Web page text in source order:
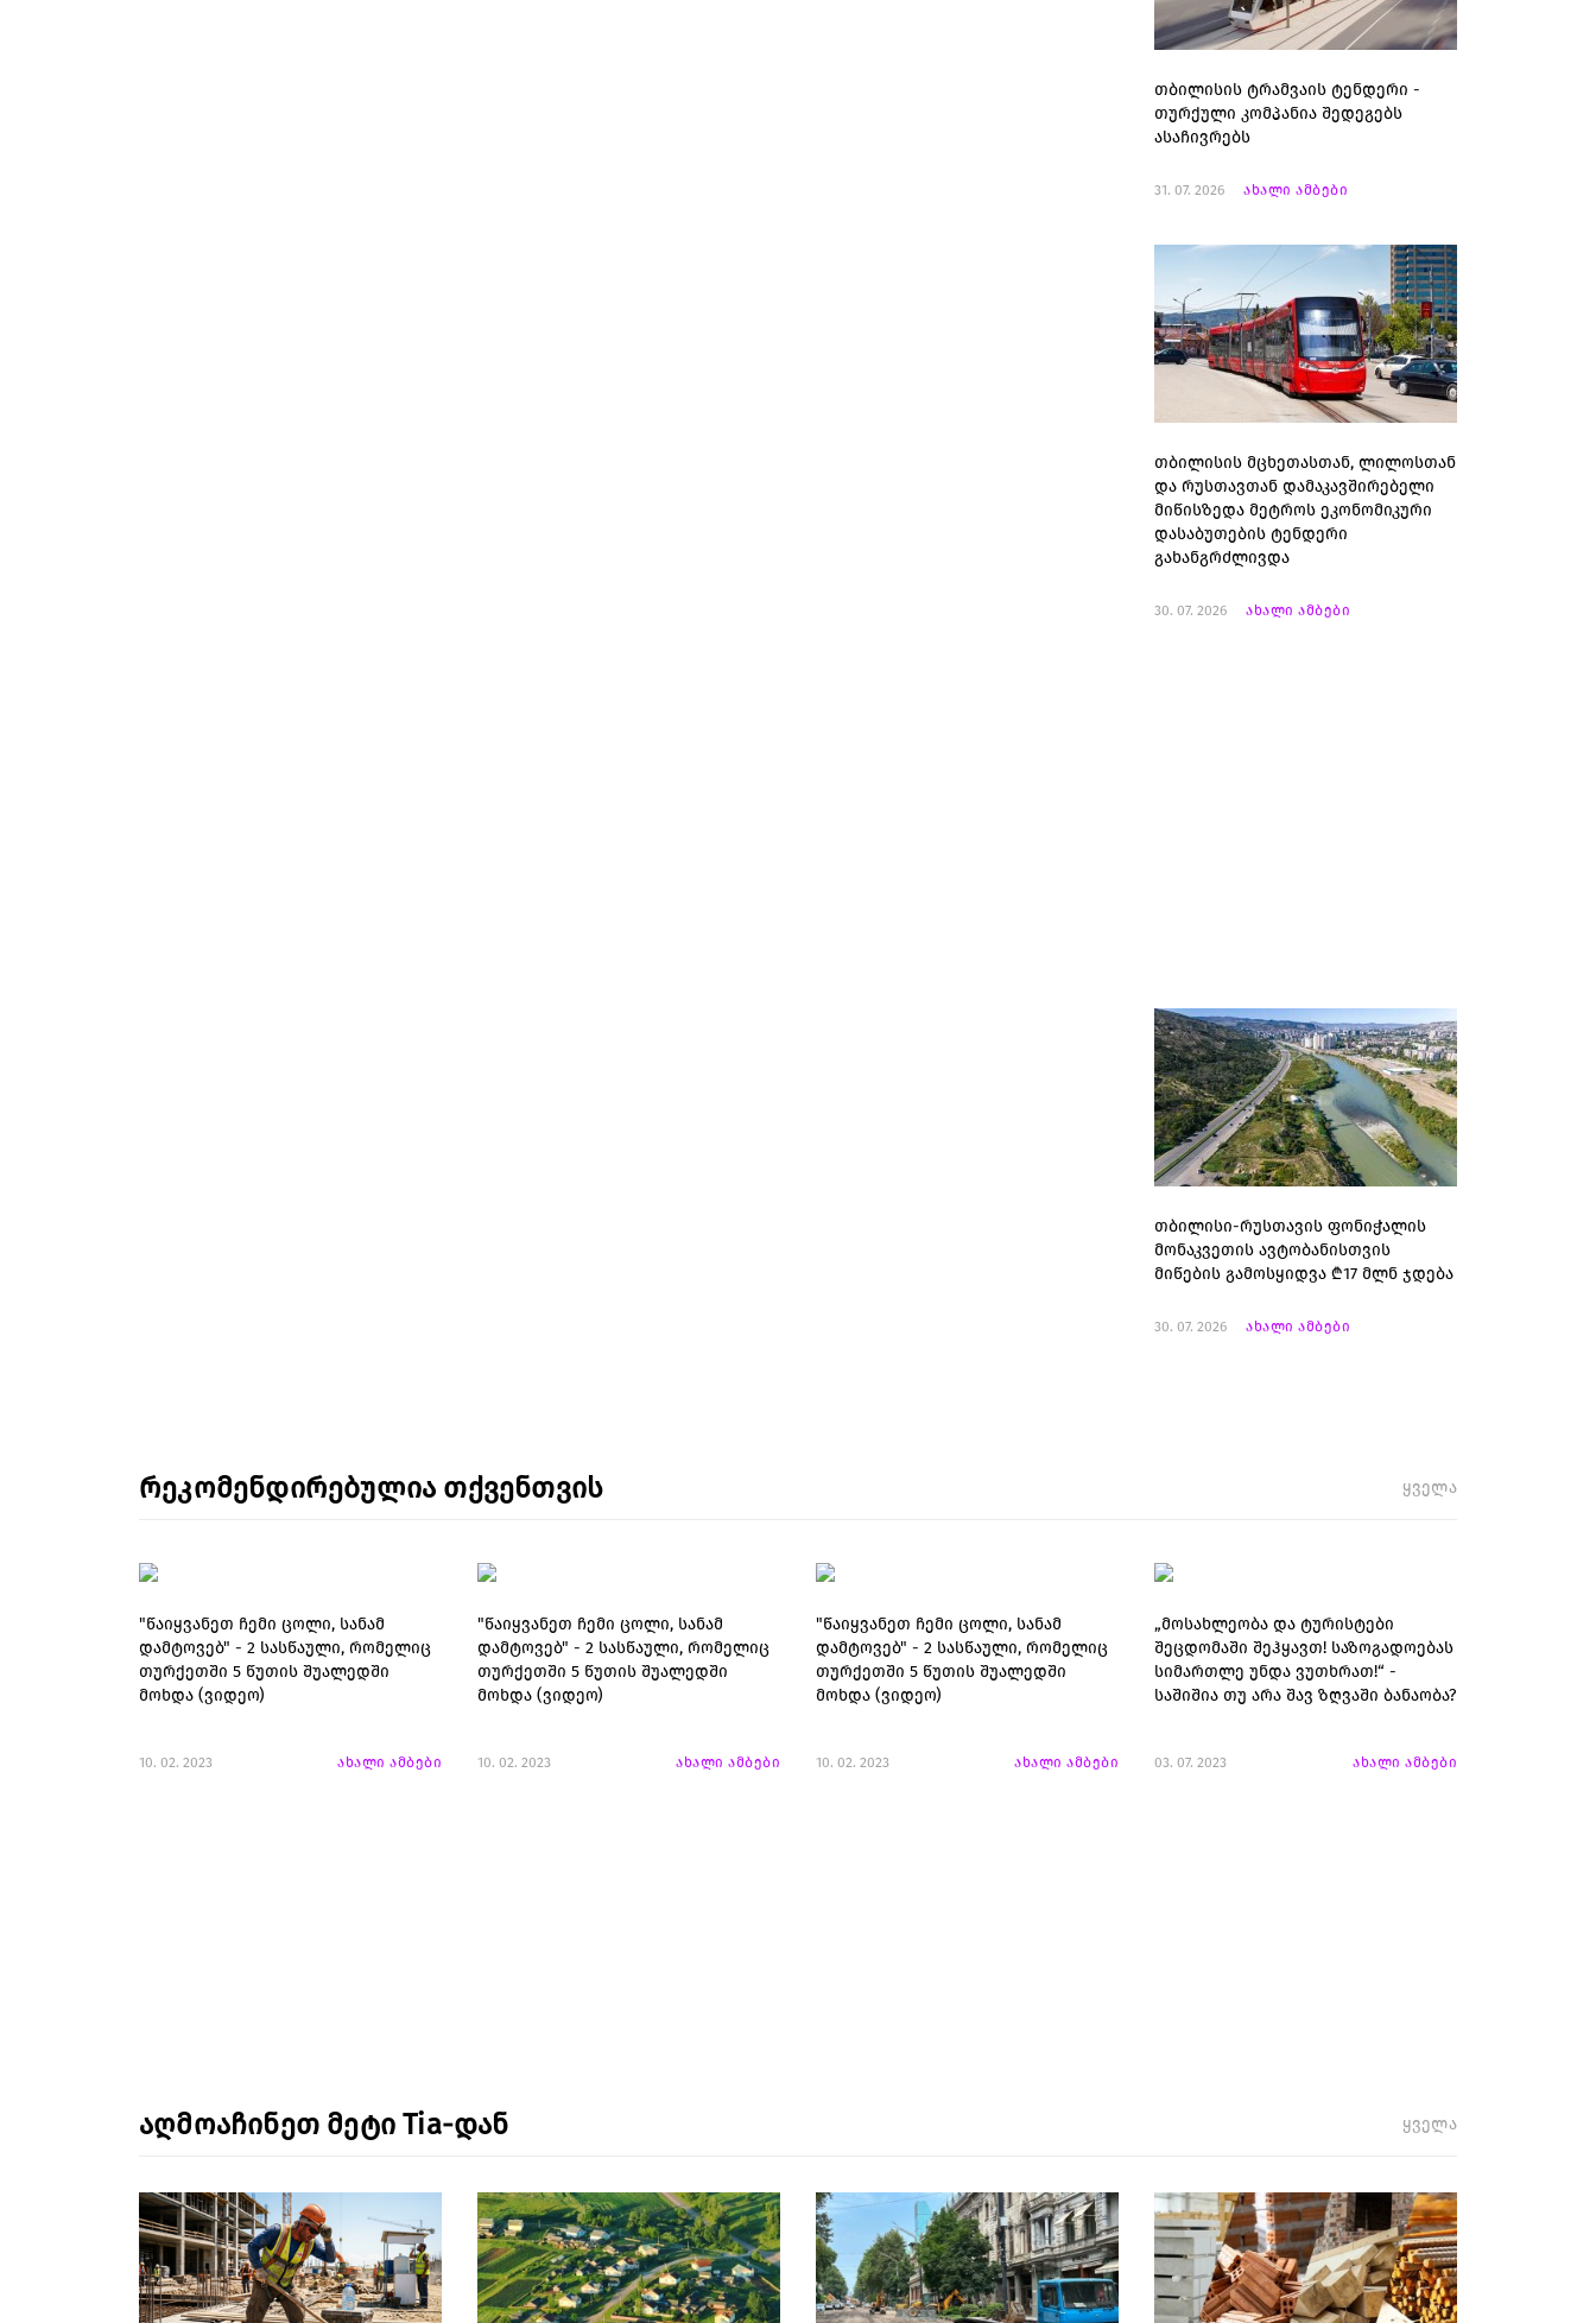
თბილისის ტრამვაის ტენდერი -
თურქული კომპანია შედეგებს
ასაჩივრებს
31. 07. 2026 ახალი ამბები
თბილისის მცხეთასთან, ლილოსთან
და რუსთავთან დამაკავშირებელი
მიწისზედა მეტროს ეკონომიკური
დასაბუთების ტენდერი
გახანგრძლივდა
30. 07. 2026 ახალი ამბები
თბილისი-რუსთავის ფონიჭალის
მონაკვეთის ავტობანისთვის
მიწების გამოსყიდვა ₾17 მლნ ჯდება
30. 07. 2026 ახალი ამბები
რეკომენდირებულია თქვენთვის ყველა
"წაიყვანეთ ჩემი ცოლი, სანამ
დამტოვებ" - 2 სასწაული, რომელიც
თურქეთში 5 წუთის შუალედში
მოხდა (ვიდეო)
10. 02. 2023 ახალი ამბები
"წაიყვანეთ ჩემი ცოლი, სანამ
დამტოვებ" - 2 სასწაული, რომელიც
თურქეთში 5 წუთის შუალედში
მოხდა (ვიდეო)
10. 02. 2023 ახალი ამბები
"წაიყვანეთ ჩემი ცოლი, სანამ
დამტოვებ" - 2 სასწაული, რომელიც
თურქეთში 5 წუთის შუალედში
მოხდა (ვიდეო)
10. 02. 2023 ახალი ამბები
„მოსახლეობა და ტურისტები
შეცდომაში შეჰყავთ! საზოგადოებას
სიმართლე უნდა ვუთხრათ!“ -
საშიშია თუ არა შავ ზღვაში ბანაობა?
03. 07. 2023 ახალი ამბები
აღმოაჩინეთ მეტი Tia-დან ყველა